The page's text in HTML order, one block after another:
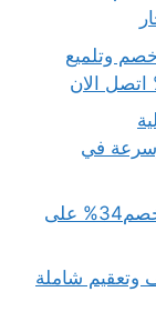
سيراميك بالرياض بـ34% خصم وتلميع
وسرعة في
تكسير جدران بالرياض بضمان100% + خصم34% على
لتنظيف وتعقيم شاملة